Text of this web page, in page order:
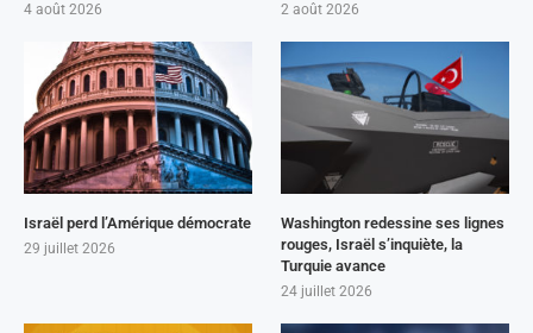
4 août 2026 2 août 2026
Israël perd l’Amérique démocrate
29 juillet 2026
Washington redessine ses lignes
rouges, Israël s’inquiète, la
Turquie avance
24 juillet 2026